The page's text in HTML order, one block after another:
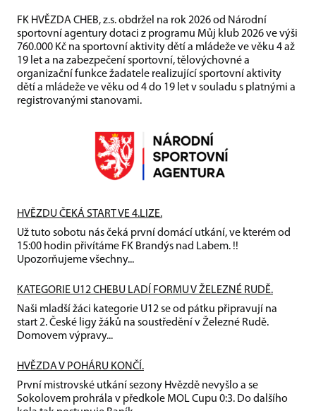
FK HVĚZDA CHEB, z.s. obdržel na rok 2026 od Národní
sportovní agentury dotaci z programu Můj klub 2026 ve výši
760.000 Kč na sportovní aktivity dětí a mládeže ve věku 4 až
19 let a na zabezpečení sportovní, tělovýchovné a
organizační funkce žadatele realizující sportovní aktivity
dětí a mládeže ve věku od 4 do 19 let v souladu s platnými a
registrovanými stanovami.
HVĚZDU ČEKÁ START VE 4.LIZE.
Už tuto sobotu nás čeká první domácí utkání, ve kterém od
15:00 hodin přivítáme FK Brandýs nad Labem. !!
Upozorňujeme všechny...
KATEGORIE U12 CHEBU LADÍ FORMU V ŽELEZNÉ RUDĚ.
Naši mladší žáci kategorie U12 se od pátku připravují na
start 2. České ligy žáků na soustředění v Železné Rudě.
Domovem výpravy...
HVĚZDA V POHÁRU KONČÍ.
První mistrovské utkání sezony Hvězdě nevyšlo a se
Sokolovem prohrála v předkole MOL Cupu 0:3. Do dalšího